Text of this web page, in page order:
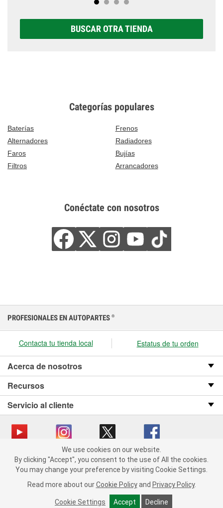
BUSCAR OTRA TIENDA
Categorías populares
Baterías
Frenos
Alternadores
Radiadores
Faros
Bujías
Filtros
Arrancadores
Conéctate con nosotros
We use cookies on our website. By clicking "Accept", you consent
to the use of All the cookies.
You may change your preference by visiting Cookie Settings.
Read more about our Cookie Policy and Privacy Policy.
Cookie Settings Accept Decline
PROFESIONALES EN AUTOPARTES ®
Contacta tu tienda local Estatus de tu orden
Acerca de nosotros
Recursos
Servicio al cliente
Copyright © 2008-2026 O’Reilly Auto Parts v OST_3.2.0.0.729 (3) cv1361
catalog_main
Política de privacidad
Ley de transparencia en las cadenas de suministro
We use cookies on our website.
By clicking "Accept", you consent to the use of All the cookies.
You may change your preference by visiting Cookie Settings.
Read more about our Cookie Policy and Privacy Policy.
Cookie Settings Accept Decline